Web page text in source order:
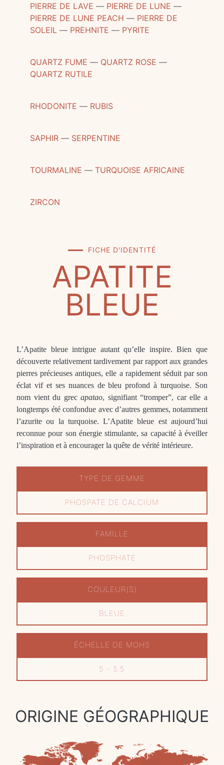
PIERRE DE LAVE ― PIERRE DE LUNE ―
PIERRE DE LUNE PEACH ― PIERRE DE
SOLEIL ― PREHNITE ― PYRITE
QUARTZ FUME ― QUARTZ ROSE ―
QUARTZ RUTILE
RHODONITE ― RUBIS
SAPHIR ― SERPENTINE
TOURMALINE ―TURQUOISE AFRICAINE
ZIRCON
FICHE D'IDENTITÉ
APATITE
BLEUE
L’Apatite bleue intrigue autant qu’elle inspire. Bien que
découverte relativement tardivement par rapport aux grandes
pierres précieuses antiques, elle a rapidement séduit par son
éclat vif et ses nuances de bleu profond à turquoise. Son
nom vient du grecapatao, signifiant “tromper”, car elle a
longtemps été confondue avec d’autres gemmes, notamment
l’azurite ou la turquoise. L’Apatite bleue est aujourd’hui
reconnue pour son énergie stimulante, sa capacité à éveiller
l’inspiration et à encourager la quête de vérité intérieure.
TYPE DE GEMME
PHOSPATE DE CALCIUM
FAMILLE
PHOSPHATE
COULEUR(S)
BLEUE
ÉCHELLE DE MOHS
5 - 5.5
ORIGINE GÉOGRAPHIQUE